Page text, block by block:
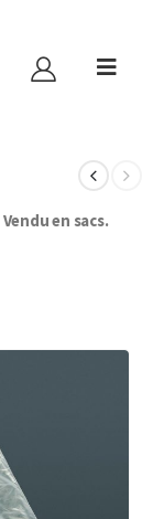
Vendu en sacs.